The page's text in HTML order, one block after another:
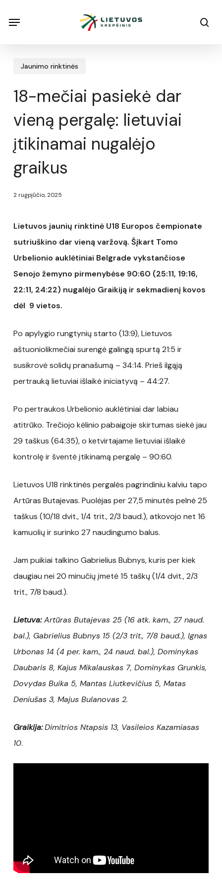
Menu
Jaunimo rinktinės
18-mečiai pasiekė dar
vieną pergalę: lietuviai
įtikinamai nugalėjo
graikus
2 rugpjūčio, 2025
Lietuvos jaunių rinktinė U18 Europos čempionate
sutriuškino dar vieną varžovą. Šįkart Tomo
Urbelionio auklėtiniai Belgrade vykstančiose
Senojo žemyno pirmenybėse 90:60 (25:11, 19:16,
22:11, 24:22) nugalėjo Graikiją ir sekmadienį kovos
dėl 9 vietos.
Po apylygio rungtynių starto (13:9), Lietuvos
aštuoniolikmečiai surengė galingą spurtą 21:5 ir
susikrovė solidų pranašumą – 34:14. Prieš ilgąją
pertrauką lietuviai išlaikė iniciatyvą – 44:27.
Po pertraukos Urbelionio auklėtiniai dar labiau
atitrūko. Trečiojo kėlinio pabaigoje skirtumas siekė jau
29 taškus (64:35), o ketvirtajame lietuviai išlaikė
kontrolę ir šventė įtikinamą pergalę – 90:60.
Lietuvos U18 rinktinės pergalės pagrindiniu kalviu tapo
Artūras Butajevas. Puolėjas per 27,5 minutės pelnė 25
taškus (10/18 dvit., 1/4 trit., 2/3 baud.), atkovojo net 16
kamuolių ir surinko 27 naudingumo balus.
Jam puikiai talkino Gabrielius Bubnys, kuris per kiek
daugiau nei 20 minučių įmetė 15 taškų (1/4 dvit., 2/3
trit., 7/8 baud.).
Lietuva:Artūras Butajevas 25 (16 atk. kam., 27 naud.
bal.), Gabrielius Bubnys 15 (2/3 trit., 7/8 baud.), Ignas
Urbonas 14 (4 per. kam., 24 naud. bal.), Dominykas
Daubaris 8, Kajus Mikalauskas 7, Dominykas Grunkis,
Dovydas Buika 5, Mantas Liutkevičius 5, Matas
Deniušas 3, Majus Bulanovas 2.
Graikija:Dimitrios Ntapsis 13, Vasileios Kazamiasas
10.